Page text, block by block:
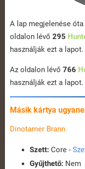
A lap megjelenése óta
oldalon lévő 295
használják ezt a lapot.
Az oldalon lévő 766
használják ezt a lapot.
Másik kártya
Dinotamer Brann
Szett: Core -
Gyűjthető: Nem